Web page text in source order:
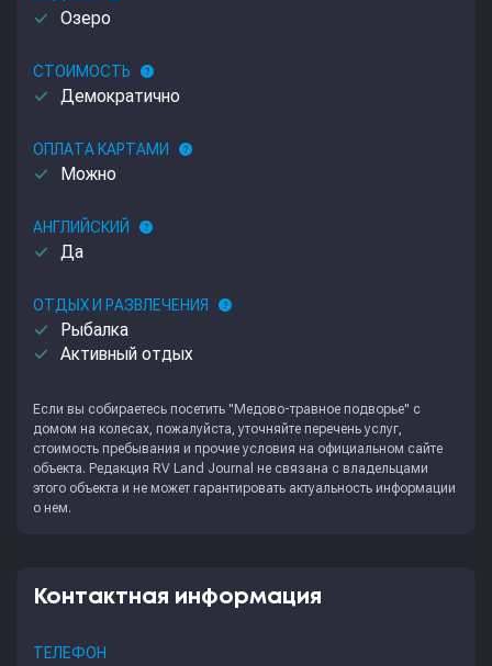
done Озеро
СТОИМОСТЬ help
done Демократично
ОПЛАТА КАРТАМИ help
done Можно
АНГЛИЙСКИЙ help
done Да
ОТДЫХ И РАЗВЛЕЧЕНИЯ help
done Рыбалка
done Активный отдых
Если вы собираетесь посетить "Медово-травное подворье" с
домом на колесах, пожалуйста, уточняйте перечень услуг,
стоимость пребывания и прочие условия на официальном сайте
объекта. Редакция RV Land Journal не связана с владельцами
этого объекта и не может гарантировать актуальность информации
о нем.
Контактная информация
ТЕЛЕФОН